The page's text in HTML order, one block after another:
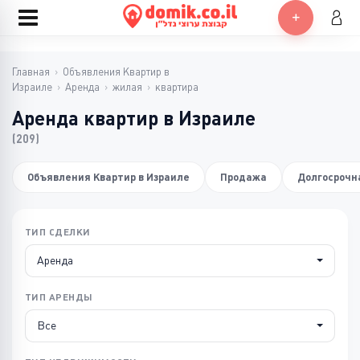
Главная › Объявления Квартир в
Израиле › Аренда › жилая › квартира
Аренда квартир в Израиле
(209)
Объявления Квартир в Израиле Продажа
ТИП СДЕЛКИ
Аренда
ТИП АРЕНДЫ
Все